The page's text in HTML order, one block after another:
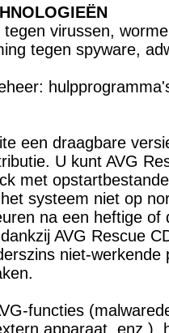
virussen,
tegen spyware,
een draagbare
U kunt AVG
met
systeem niet op
na een heftige of
AVG Rescue
niet-werkende
functies
apparaat, enz.),